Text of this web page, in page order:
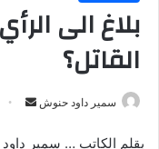
بلاغ الى
القاتل؟
سمير داود حنوش
أرسل
بقلم الكاتب … سمير